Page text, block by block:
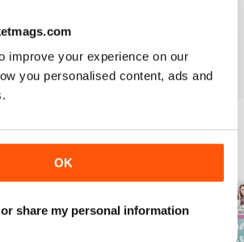
improve your experience on our
you personalised content, ads and
OK
share my personal information
LE RECENSIONI